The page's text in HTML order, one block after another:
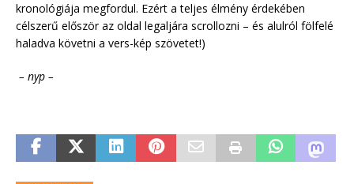
kronológiája megfordul. Ezért a teljes élmény érdekében
célszerű először az oldal legaljára scrollozni – és alulról fölfelé
haladva követni a vers-kép szövetet!)
– nyp –